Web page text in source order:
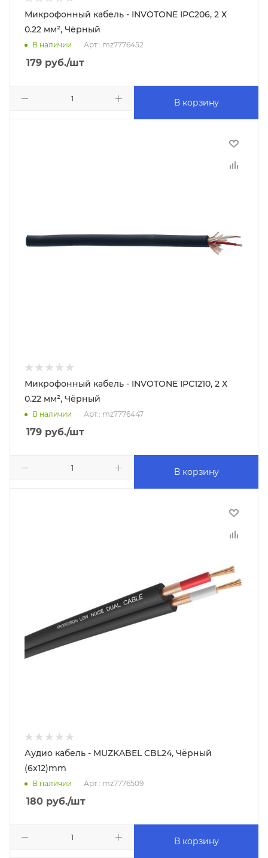
Микрофонный кабель - INVOTONE IPC206, 2 Х
0.22 мм², Чёрный
В наличии Арт.: mz7776452
179 руб./шт
В корзину
Микрофонный кабель - INVOTONE IPC1210, 2 Х
0.22 мм², Чёрный
В наличии Арт.: mz7776447
179 руб./шт
В корзину
Аудио кабель - MUZKABEL CBL24, Чёрный
(6x12)mm
В наличии Арт.: mz7776509
180 руб./шт
В корзину